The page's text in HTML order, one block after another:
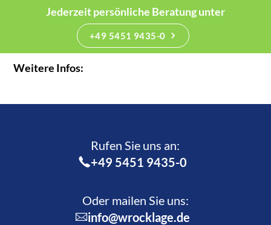
Jederzeit persönliche Beratung unter
+49 5451 9435-0
Weitere Infos:
Rufen Sie uns an:­
+49 5451 9435-0
Oder mailen Sie uns:
info@wrocklage.de